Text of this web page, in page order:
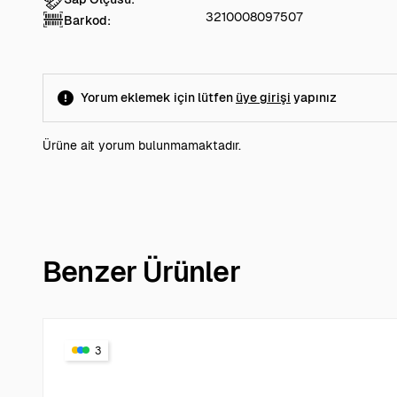
Barkod:
3210008097507
Yorum eklemek için lütfen üye girişi yapınız
Ürüne ait yorum bulunmamaktadır.
Benzer Ürünler
3